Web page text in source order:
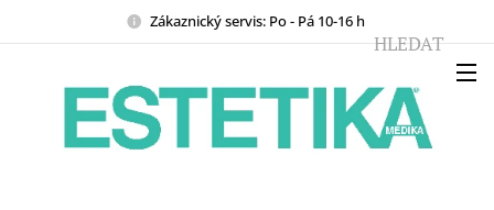
Zákaznický servis: Po - Pá 10-16 h
HLEDAT